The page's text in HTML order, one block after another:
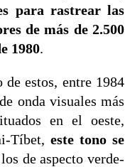
para rastrear las
de más de 2.500
1980.
estos, entre 1984
onda visuales más
en el oeste,
Tíbet, este tono se
de aspecto verde-